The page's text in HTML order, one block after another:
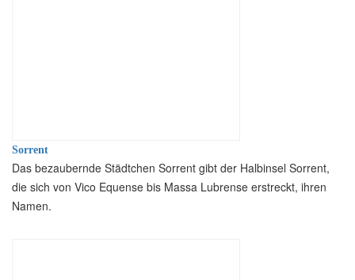
Sorrent
Das bezaubernde Städtchen Sorrent gibt der Halbinsel Sorrent,
die sich von Vico Equense bis Massa Lubrense erstreckt, ihren
Namen.